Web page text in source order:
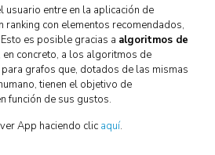
usuario entre en la aplicación de
ranking con elementos recomendados,
es posible gracias a algoritmos de
en concreto, a los algoritmos de
grafos que, dotados de las mismas
tienen el objetivo de
función de sus gustos.
App haciendo clic aquí.